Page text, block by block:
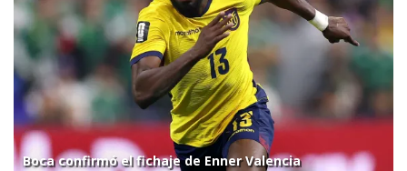
Boca confirmó el fichaje de Enner Valencia